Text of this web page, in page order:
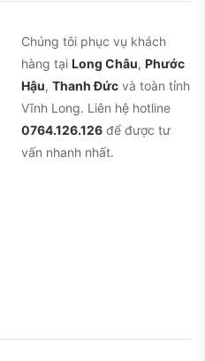
Chúng tôi phục vụ khách
hàng tại Long Châu, Phước
Hậu, Thanh Đức và toàn tỉnh
Vĩnh Long. Liên hệ hotline
0764.126.126 để được tư
vấn nhanh nhất.